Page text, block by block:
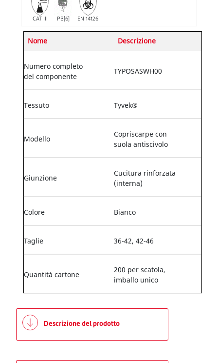
CAT III PB[6] EN 14126
Nome Descrizione
Numero completo
del componente
TYPOSASWH00
Tessuto Tyvek®
Modello
Copriscarpe con
suola antiscivolo
Giunzione
Cucitura rinforzata
(interna)
Colore Bianco
Taglie 36-42, 42-46
Quantità cartone
200 per scatola,
imballo unico
Descrizione del prodotto